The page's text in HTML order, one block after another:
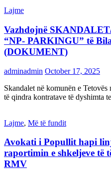
Lajme
Vazhdojnë
“NP- PARKINGU” të
(DOKUMENT)
adminadmin October 17, 2025
Skandalet në komunën e
të qindra kontratave të dyshimta
Lajme, Më të fundit
Avokati i Popullit hapi
raportimin e shkeljeve të
RMV